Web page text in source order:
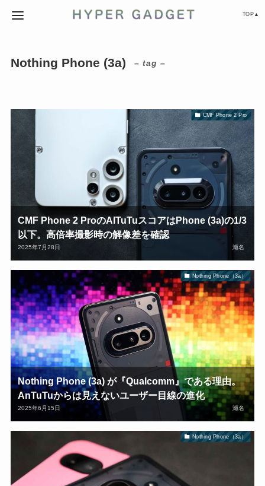
TOP▲
Nothing Phone (3a) – tag –
CMF Phone 2 Pro
CMF Phone 2 ProのAITuTuスコアはPhone (3a)の1/3
以下。高倍率撮影時の解像差を確認
2025年7月28日 瀬名
Nothing Phone（3a）
Nothing Phone (3a) が『Qualcomm』である理由。
AnTuTuからは見えないユーザー目線の進化
2025年6月15日 瀬名
Nothing Phone（3a）